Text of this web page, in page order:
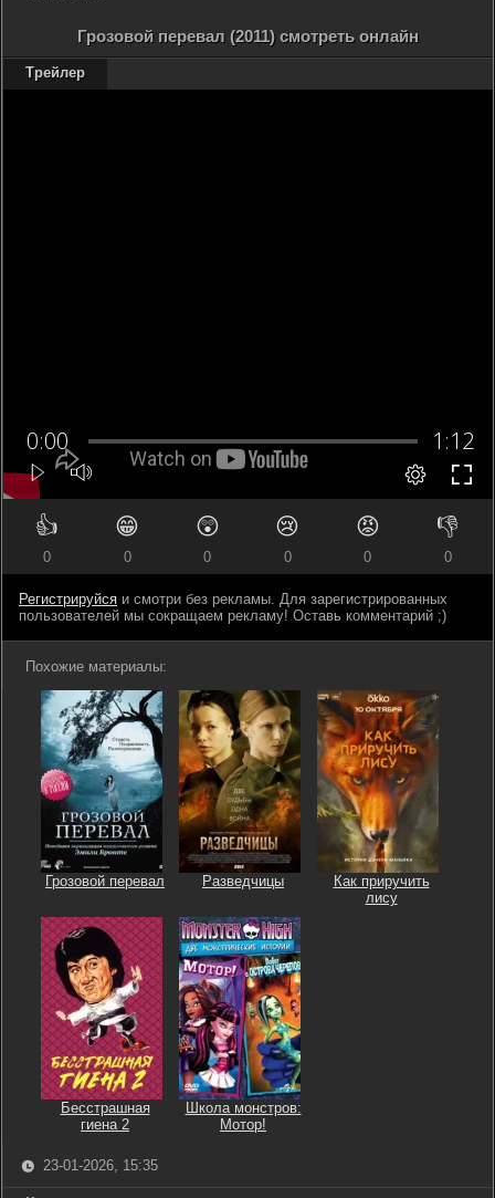
Грозовой перевал (2011) смотреть онлайн
Трейлер
👍
0
😁
0
😲
0
😢
0
😡
0
👎
0
Регистрируйся и смотри без рекламы. Для зарегистрированных
пользователей мы сокращаем рекламу! Оставь комментарий ;)
Похожие материалы:
Грозовой перевал Разведчицы
Как приручить
лису
Бесстрашная
гиена 2
Школа монстров:
Мотор!
23-01-2026, 15:35